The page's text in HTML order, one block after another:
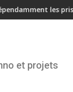
les
et projets